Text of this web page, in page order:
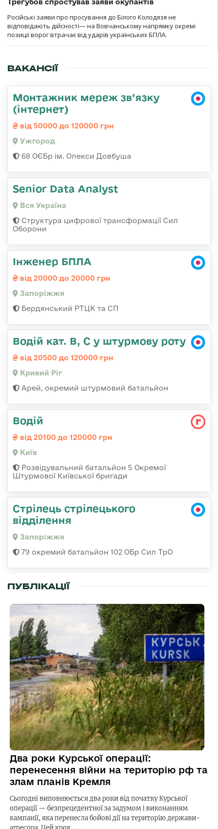
Російські заяви про просування до Білого Колодязя не
відповідають дійсності— на Вовчанському напрямку окремі
позиції ворог втрачає від ударів українських БПЛА.
ВАКАНСІЇ
Монтажник мереж зв’язку
(інтернет)
від 50000 до 120000 грн
Ужгород
68 ОЄБр ім. Олекси Довбуша
Senior Data Analyst
Вся Україна
Структура цифрової трансформації Сил
Оборони
Інженер БПЛА
від 20000 до 20000 грн
Запоріжжя
Бердянський РТЦК та СП
Водій кат. В, С у штурмову роту
від 20500 до 120000 грн
Кривий Ріг
Арей, окремий штурмовий батальйон
Водій
від 20100 до 120000 грн
Київ
Розвідувальний батальйон 5 Окремої
Штурмової Київської бригади
Стрілець стрілецького
відділення
Запоріжжя
79 окремий батальйон 102 ОБр Сил ТрО
ПУБЛІКАЦІЇ
Два роки Курської операції:
перенесення війни на територію рф та
злам планів Кремля
Сьогодні виповнюється два роки від початку Курської
операції — безпрецедентної за задумом і виконанням
кампанії, яка перенесла бойові дії на територію держави-